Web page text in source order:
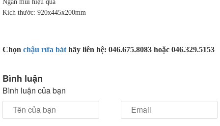
Ngăn mùi hiệu quả
Kích thước: 920x445x200mm
Chọn chậu rửa bát hãy liên hệ: 046.675.8083 hoặc 046.329.5153
Bình luận
Bình luận của bạn